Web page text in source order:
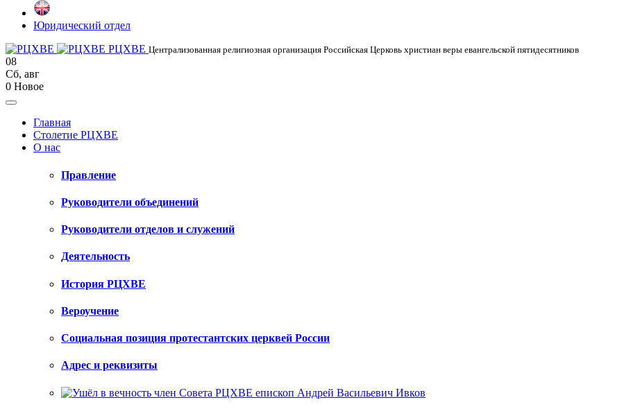
Юридический отдел
РЦХВЕ Централизованная религиозная организация Российская Церковь христиан веры евангельской пятидесятников
08
Сб, авг
0 Новое
Главная
Столетие РЦХВЕ
О нас
Правление
Руководители объединений
Руководители отделов и служений
Деятельность
История РЦХВЕ
Вероучение
Социальная позиция протестантских церквей России
Адрес и реквизиты